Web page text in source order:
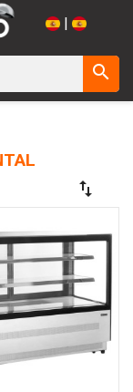
|
search
swap_vert